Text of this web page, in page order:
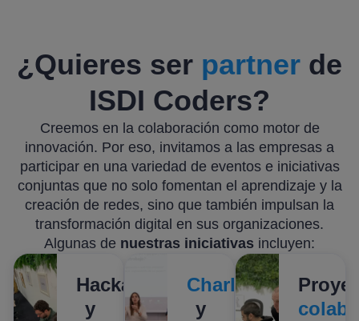
¿Quieres ser partner de
ISDI Coders?
Creemos en la colaboración como motor de
innovación. Por eso, invitamos a las empresas a
participar en una variedad de eventos e iniciativas
conjuntas que no solo fomentan el aprendizaje y la
creación de redes, sino que también impulsan la
transformación digital en sus organizaciones.
Algunas de nuestras iniciativas incluyen:
Hackathons
y
Charlas
y